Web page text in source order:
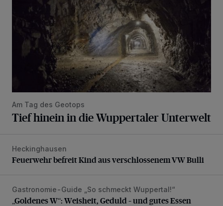
Am Tag des Geotops
Tief hinein in die Wuppertaler Unterwelt
Feuerwehr befreit Kind aus verschlossenem VW Bulli
Heckinghausen
Feuerwehr befreit Kind aus verschlossenem VW Bulli
„Goldenes W“: Weisheit, Geduld – und gutes Essen
Gastronomie-Guide „So schmeckt Wuppertal!“
„Goldenes W“: Weisheit, Geduld – und gutes Essen